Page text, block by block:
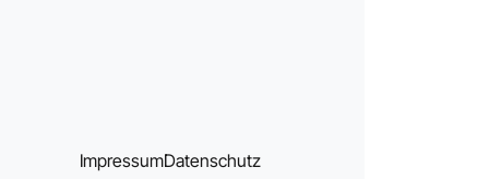
ImpressumDatenschutz